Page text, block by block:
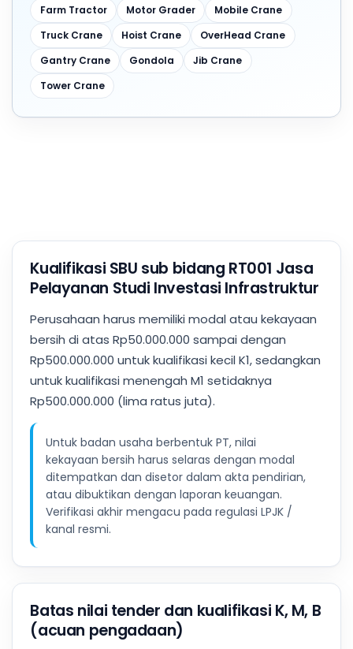
Farm Tractor
Motor Grader
Mobile Crane
Truck Crane
Hoist Crane
OverHead Crane
Gantry Crane
Gondola
Jib Crane
Tower Crane
Kualifikasi SBU sub bidang RT001 Jasa
Pelayanan Studi Investasi Infrastruktur
Perusahaan harus memiliki modal atau kekayaan
bersih di atas Rp50.000.000 sampai dengan
Rp500.000.000 untuk kualifikasi kecil K1, sedangkan
untuk kualifikasi menengah M1 setidaknya
Rp500.000.000 (lima ratus juta).
Untuk badan usaha berbentuk PT, nilai
kekayaan bersih harus selaras dengan modal
ditempatkan dan disetor dalam akta pendirian,
atau dibuktikan dengan laporan keuangan.
Verifikasi akhir mengacu pada regulasi LPJK /
kanal resmi.
Batas nilai tender dan kualifikasi K, M, B
(acuan pengadaan)